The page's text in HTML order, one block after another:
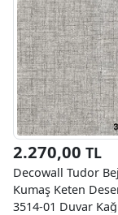
2.270,00 TL
Decowall Tudor
Kumaş Keten
3514-01 Duvar